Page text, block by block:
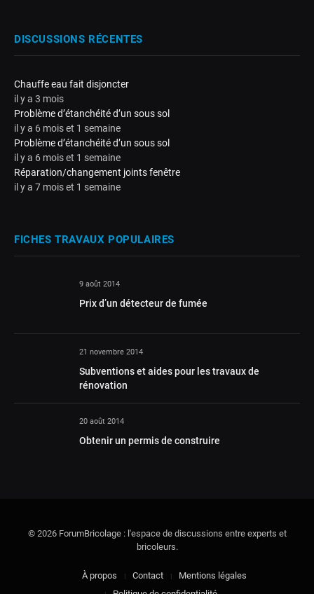
DISCUSSIONS RÉCENTES
Chauffe eau fait disjoncter
il y a 3 mois
Problème d’étanchéité d’un sous sol
il y a 6 mois et 1 semaine
Problème d’étanchéité d’un sous sol
il y a 6 mois et 1 semaine
Réparation/changement joints fenêtre
il y a 7 mois et 1 semaine
FICHES TRAVAUX POPULAIRES
9 août 2014
Prix d’un détecteur de fumée
21 novembre 2014
Subventions et aides pour les travaux de
rénovation
20 août 2014
Obtenir un permis de construire
© 2026 ForumBricolage : l'espace de discussions entre experts et
bricoleurs.
À propos Contact
Mentions légales